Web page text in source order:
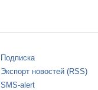
Подписка
Экспорт новостей (RSS)
SMS-alert